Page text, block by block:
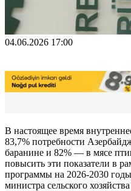
04.06.2026 17:00
В настоящее время
83,7% потребности
баранине и 82% — в мясе
повысить эти показатели в
программы на 2026-2030
министра сельского